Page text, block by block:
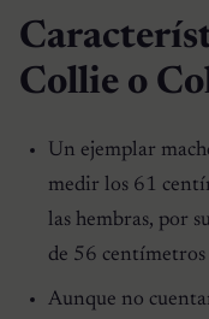
Collie o
Un ejemplar
medir los 61
las hembras, por
de 56 centímetros
Aunque no